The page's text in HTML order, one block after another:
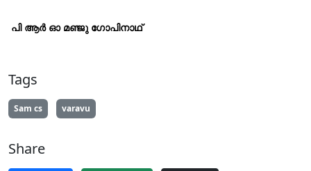
പി ആർ ഓ മഞ്ജു ഗോപിനാഥ്
Tags
Sam cs varavu
Share